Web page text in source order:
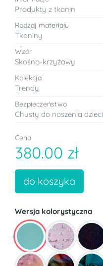
Produkty z tkanin
Rodzaj materiału
Tkaniny
Wzór
Skośno-krzyżowy
Kolekcja
Trendy
Bezpieczeństwo
Chusty do noszenia dzieci
Cena
380.00 zł
do koszyka
Wersja kolorystyczna